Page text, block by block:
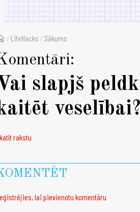
/ LifeHacks / Sākums
slapjš
veselībai?
rakstu
lai pievienotu komentāru